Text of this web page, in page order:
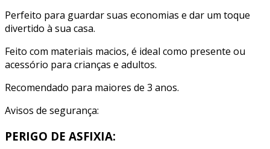
Perfeito para guardar suas economias e dar um toque
divertido à sua casa.
Feito com materiais macios, é ideal como presente ou
acessório para crianças e adultos.
Recomendado para maiores de 3 anos.
Avisos de segurança:
PERIGO DE ASFIXIA: